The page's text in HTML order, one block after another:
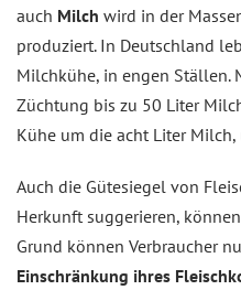
auch Milch wird in der
produziert. In Deutschland
Milchkühe, in engen Ställen.
Züchtung bis zu 50 Liter
Kühe um die acht Liter
Auch die Gütesiegel von
Herkunft suggerieren,
Grund können Verbraucher
Einschränkung ihres